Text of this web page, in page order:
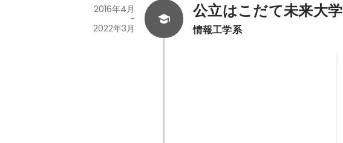
公立はこだて未来大学
情報工学系
2016年4月
-
2022年3月